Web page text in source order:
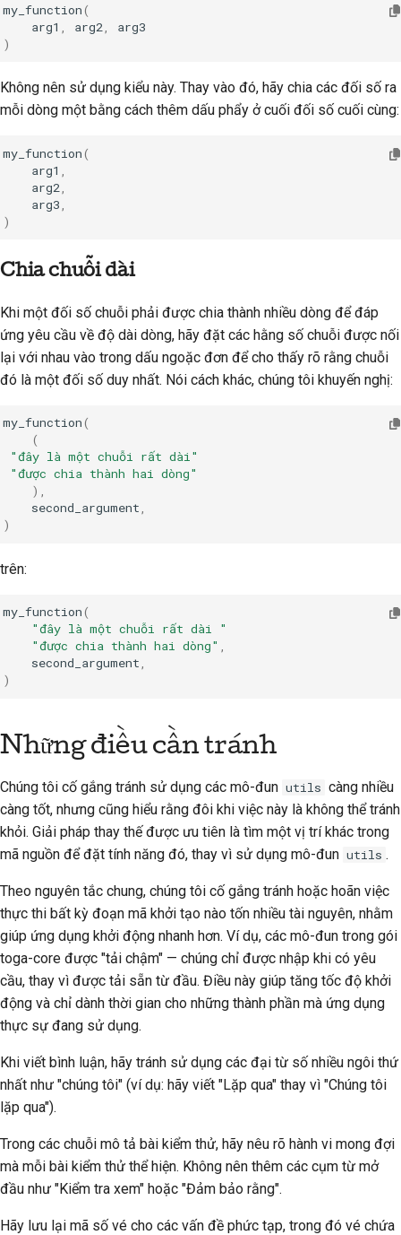
my_function(
arg1 , arg2,
arg3
)
Không nên sử dụng kiểu này. Thay vào đó, hãy chia các đối số ra
mỗi dòng một bằng cách thêm dấu phẩy ở cuối đối số cuối cùng:
my_function(
arg1 ,
arg2,
arg3,
)
Chia chuỗi dài
Khi một đối số chuỗi phải được chia thành nhiều dòng để đáp
ứng yêu cầu về độ dài dòng, hãy đặt các hằng số chuỗi được nối
lại với nhau vào trong dấu ngoặc đơn để cho thấy rõ rằng chuỗi
đó là một đối số duy nhất. Nói cách khác, chúng tôi khuyến nghị:
my_function(
(
"đây là một chuỗi rất dài"
"được chia thành hai dòng"
),
second_argument,
)
trên:
my_function(
"đây là một chuỗi rất dài "
"được chia thành hai dòng" ,
second_argument,
)
Những điều cần tránh
Chúng tôi cố gắng tránh sử dụng các mô-đun utils càng nhiều
càng tốt, nhưng cũng hiểu rằng đôi khi việc này là không thể tránh
khỏi. Giải pháp thay thế được ưu tiên là tìm một vị trí khác trong
mã nguồn để đặt tính năng đó, thay vì sử dụng mô-đun utils .
Theo nguyên tắc chung, chúng tôi cố gắng tránh hoặc hoãn việc
thực thi bất kỳ đoạn mã khởi tạo nào tốn nhiều tài nguyên, nhằm
giúp ứng dụng khởi động nhanh hơn. Ví dụ, các mô-đun trong gói
toga-core được "tải chậm" — chúng chỉ được nhập khi có yêu
cầu, thay vì được tải sẵn từ đầu. Điều này giúp tăng tốc độ khởi
động và chỉ dành thời gian cho những thành phần mà ứng dụng
thực sự đang sử dụng.
Khi viết bình luận, hãy tránh sử dụng các đại từ số nhiều ngôi thứ
nhất như "chúng tôi" (ví dụ: hãy viết "Lặp qua" thay vì "Chúng tôi
lặp qua").
Trong các chuỗi mô tả bài kiểm thử, hãy nêu rõ hành vi mong đợi
mà mỗi bài kiểm thử thể hiện. Không nên thêm các cụm từ mở
đầu như "Kiểm tra xem" hoặc "Đảm bảo rằng".
Hãy lưu lại mã số vé cho các vấn đề phức tạp, trong đó vé chứa